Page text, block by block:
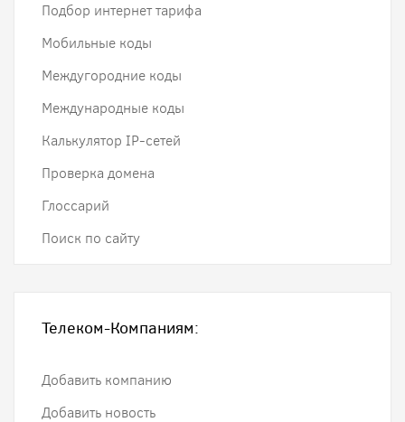
Подбор интернет тарифа
Мобильные коды
Междугородние коды
Международные коды
Калькулятор IP-сетей
Проверка домена
Глоссарий
Поиск по сайту
Телеком-Компаниям:
Добавить компанию
Добавить новость